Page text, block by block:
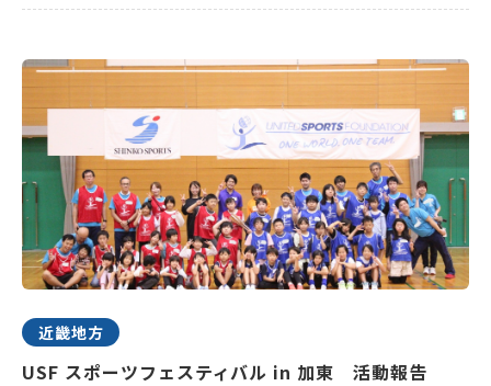
近畿地方
USF スポーツフェスティバル in 加東 活動報告